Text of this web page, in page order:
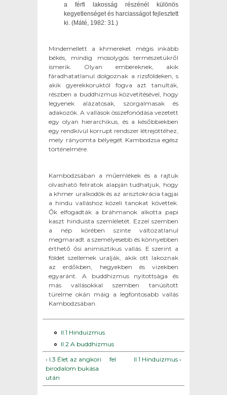
a férfi lakosság részénél különös
kegyetlenséget és harciasságot fejlesztett
ki. (Máté, 1982: 31.)
Mindemellett a khmereket mégis inkább
békés, mindig mosolygós természetükről
ismerik. Olyan embereknek, akik
fáradhatatlanul dolgoznak a rizsföldeken, s
akik gyerekkoruktól fogva azt tanulták,
részben a buddhizmus közvetítésével, hogy
legyenek alázatosak, szorgalmasak és
adakozók. A vallások összefonódása vezetett
egy olyan hierarchikus, és a későbbiekben
egy rendkívül korrupt rendszer létrejöttéhez,
mely rányomta bélyegét Kambodzsa egész
történelmére.
Kambodzsában a műemlékek és a rajtuk
olvasható feliratok alapján tudhatjuk, hogy
a khmer uralkodók és az arisztokrácia tagjai
a hindu valláshoz közeli tanokat követtek.
Ők elfogadták a bráhmanok alkotta papi
kaszt hinduista szemléletét. Ezzel szemben
a nép körében szinte változatlanul
megmaradt a személyesebb és könnyebben
érthető ősi animisztikus vallás. E szerint a
földet szellemek uralják, akik ott lakoznak
az erdőkben, hegyekben és vizekben
egyaránt. A buddhizmus nyitottsága és
más vallásokkal szemben tanúsított
türelme okán máig a legfontosabb vallás
Kambodzsában.
II.1 Hinduizmus
II.2 A buddhizmus
‹ I.3 Élet az angkori
birodalom bukása
után
fel II.1 Hinduizmus ›